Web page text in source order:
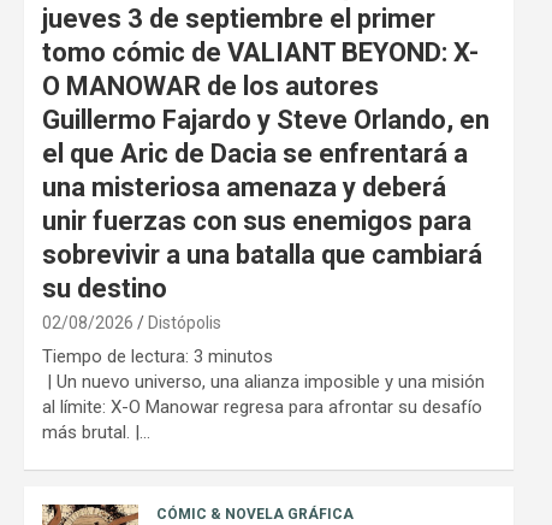
jueves 3 de septiembre el primer
tomo cómic de VALIANT BEYOND: X-
O MANOWAR de los autores
Guillermo Fajardo y Steve Orlando, en
el que Aric de Dacia se enfrentará a
una misteriosa amenaza y deberá
unir fuerzas con sus enemigos para
sobrevivir a una batalla que cambiará
su destino
02/08/2026 Distópolis
Tiempo de lectura: 3 minutos
| Un nuevo universo, una alianza imposible y una misión
al límite: X-O Manowar regresa para afrontar su desafío
más brutal. |…
CÓMIC & NOVELA GRÁFICA